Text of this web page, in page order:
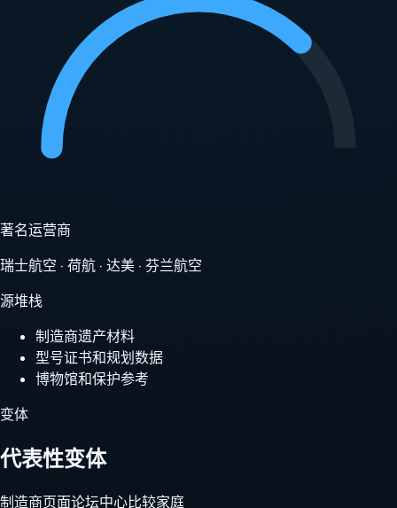
著名运营商
瑞士航空 · 荷航 · 达美 · 芬兰航空
源堆栈
制造商遗产材料
型号证书和规划数据
博物馆和保护参考
变体
代表性变体
制造商页面论坛中心比较家庭